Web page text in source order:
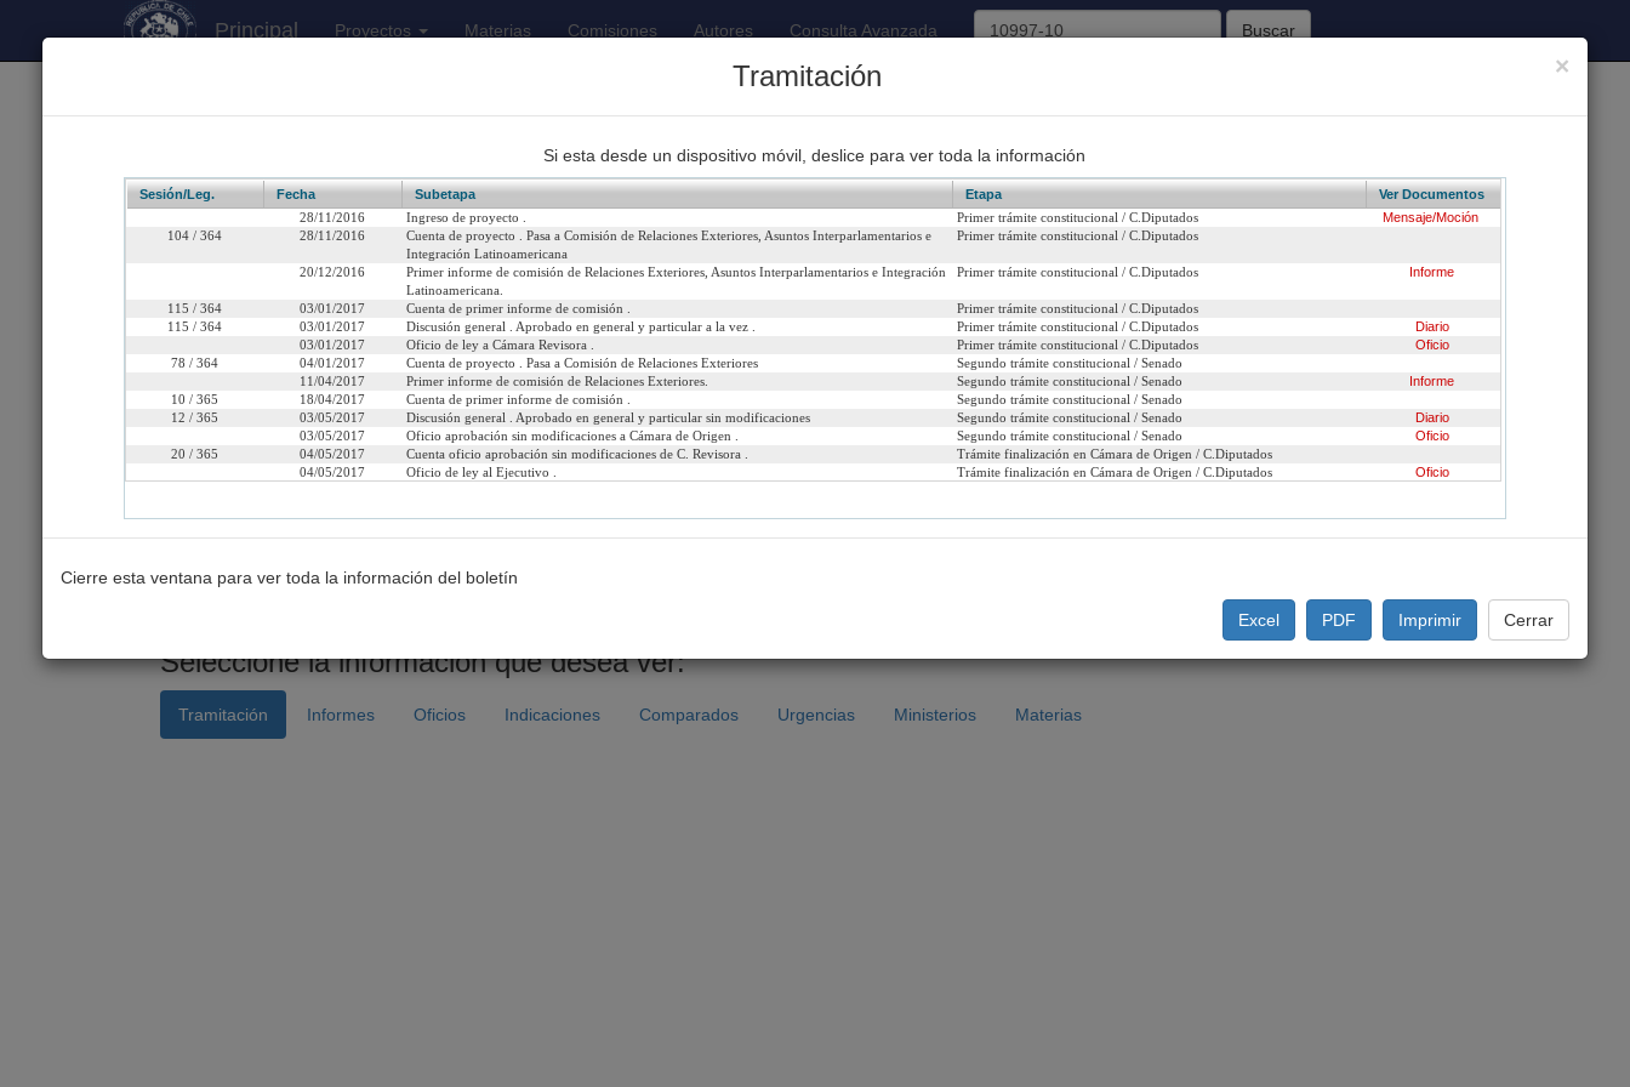
Principal Proyectos Materias Comisiones Autores Consulta Avanzada Buscar
Proyectos Iniciados 2026 170 Proyectos de Ley Despachados 93 Sesiones Celebradas 62
Boletín 10997-10
Título:
Aprueba el Acuerdo Latinoamericano de Coproducción Cinematográfica, adoptado en Caracas, Venezuela, el 11 de noviembre de
1989, y su Protocolo de Enmienda, suscrito en la ciudad de Bogotá, Colombia, el 14 de julio de 2006
Fecha de Ingreso: Lunes 28 de Noviembre, 2016 Urgencia Actual: Sin urgencia
Cámara de Origen: C.Diputados Iniciativa: Mensaje
Tipo de Proyecto: Proyecto de acuerdo Refundido:
Etapa: Tramitación terminada
En tramitación
Seleccione la información que desea ver:
Tramitación Informes Oficios Indicaciones Comparados Urgencias Ministerios Materias
×
Tramitación
Si esta desde un dispositivo móvil, deslice para ver toda la información
Sesión/Leg. Fecha Subetapa Etapa
Ver Documentos
28/11/2016
Ingreso de proyecto . Primer trámite constitucional / C.Diputados
Mensaje/Moción
104 / 364
28/11/2016
Cuenta de proyecto . Pasa a Comisión de Relaciones Exteriores, Asuntos Interparlamentarios e
Integración Latinoamericana
Primer trámite constitucional / C.Diputados
20/12/2016
Primer informe de comisión de Relaciones Exteriores, Asuntos Interparlamentarios e Integración
Latinoamericana.
Primer trámite constitucional / C.Diputados Informe
115 / 364 03/01/2017 Cuenta de primer informe de comisión .
Primer trámite constitucional / C.Diputados
115 / 364
03/01/2017 Discusión general . Aprobado en general y particular a la vez . Primer trámite constitucional / C.Diputados
Diario
03/01/2017
Oficio de ley a Cámara Revisora . Primer trámite constitucional / C.Diputados
Oficio
78 / 364
04/01/2017 Cuenta de proyecto . Pasa a Comisión de Relaciones Exteriores
Segundo trámite constitucional / Senado
11/04/2017
Primer informe de comisión de Relaciones Exteriores. Segundo trámite constitucional / Senado
Informe
10 / 365
18/04/2017 Cuenta de primer informe de comisión .
Segundo trámite constitucional / Senado
12 / 365
03/05/2017 Discusión general . Aprobado en general y particular sin modificaciones Segundo trámite constitucional / Senado
Diario
03/05/2017
Oficio aprobación sin modificaciones a Cámara de Origen . Segundo trámite constitucional / Senado
Oficio
20 / 365
04/05/2017 Cuenta oficio aprobación sin modificaciones de C. Revisora .
Trámite finalización en Cámara de Origen / C.Diputados
04/05/2017
Oficio de ley al Ejecutivo . Trámite finalización en Cámara de Origen / C.Diputados Oficio
Cierre esta ventana para ver toda la información del boletín
Excel PDF Imprimir Cerrar